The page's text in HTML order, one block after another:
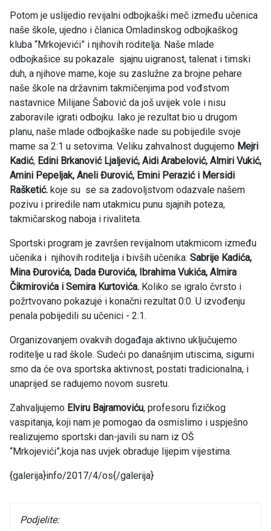
Potom je uslijedio revijalni odbojkaški meč između učenica
naše škole, ujedno i članica Omladinskog odbojkaškog
kluba “Mrkojevići” i njihovih roditelja. Naše mlade
odbojkašice su pokazale sjajnu uigranost, talenat i timski
duh, a njihove mame, koje su zaslužne za brojne pehare
naše škole na državnim takmičenjima pod vođstvom
nastavnice Milijane Šabović da još uvijek vole i nisu
zaboravile igrati odbojku. Iako je rezultat bio u drugom
planu, naše mlade odbojkaške nade su pobijedile svoje
mame sa 2:1 u setovima. Veliku zahvalnost dugujemo Mejri
Kadić, Edini Brkanović Ljaljević, Aidi Arabelović, Almiri Vukić,
Amini Pepeljak, Aneli Đurović, Emini Perazić i Mersidi
Rašketić. koje su se sa zadovoljstvom odazvale našem
pozivu i priredile nam utakmicu punu sjajnih poteza,
takmičarskog naboja i rivaliteta.
Sportski program je završen revijalnom utakmicom između
učenika i njihovih roditelja i bivših učenika: Sabrije Kadića,
Mina Đurovića, Dada Đurovića, Ibrahima Vukića, Almira
Čikmirovića i Semira Kurtovića. Koliko se igralo čvrsto i
požrtvovano pokazuje i konačni rezultat 0:0. U izvođenju
penala pobijedili su učenici - 2:1.
Organizovanjem ovakvih događaja aktivno uključujemo
roditelje u rad škole. Sudeći po današnjim utiscima, sigurni
smo da će ova sportska aktivnost, postati tradicionalna, i
unaprijed se radujemo novom susretu.
Zahvaljujemo Elviru Bajramoviću, profesoru fizičkog
vaspitanja, koji nam je pomogao da osmislimo i uspješno
realizujemo sportski dan-javili su nam iz OŠ
“Mrkojevići”,koja nas uvjek obraduje lijepim vijestima.
{galerija}info/2017/4/os{/galerija}
Podjelite: